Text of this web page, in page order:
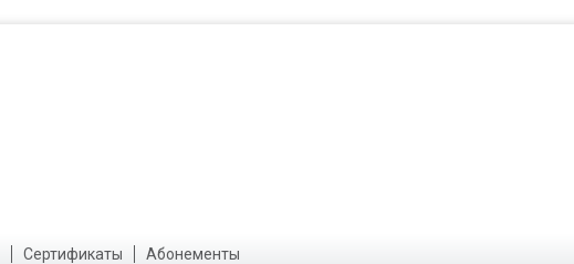
Сертификаты Абонементы